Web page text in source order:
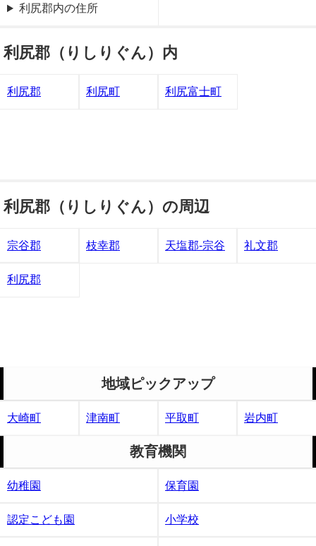
利尻郡内の住所
利尻郡（りしりぐん）内
利尻郡 利尻町 利尻富士町
利尻郡（りしりぐん）の周辺
宗谷郡 枝幸郡 天塩郡-宗谷 礼文郡
利尻郡
地域ピックアップ
大崎町 津南町 平取町 岩内町
教育機関
幼稚園 保育園
認定こども園 小学校